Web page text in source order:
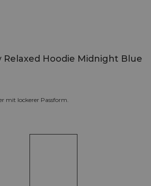
Relaxed Hoodie Midnight Blue
mit lockerer Passform.